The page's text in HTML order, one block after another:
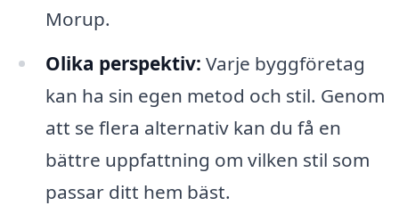
Morup.
Olika perspektiv: Varje byggföretag
kan ha sin egen metod och stil. Genom
att se flera alternativ kan du få en
bättre uppfattning om vilken stil som
passar ditt hem bäst.